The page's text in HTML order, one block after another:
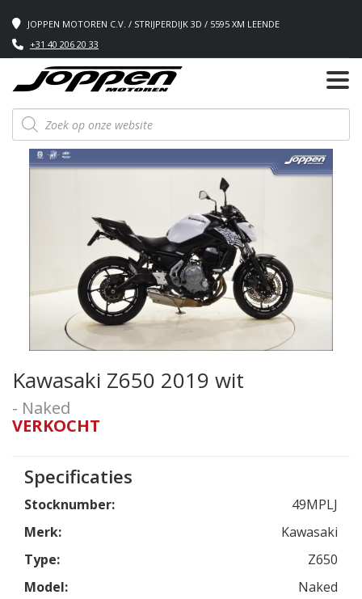
JOPPEN MOTOREN C.V. / STRIJPERDIJK 3D / 5595 XM LEENDE
+31 40 206 20 33
Producten
zoeken
Kawasaki Z650 2019 wit
- Naked
VERKOCHT
Specificaties
Stocknumber:
49MPLJ
Merk:
Kawasaki
Type:
Z650
Model:
Naked